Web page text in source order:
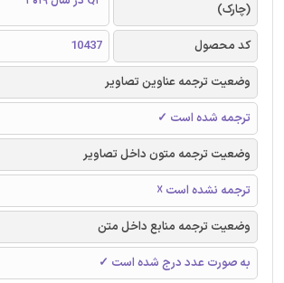
(چارک)
کد محصول
10437
وضعیت ترجمه عناوین تصاویر
ترجمه شده است ✓
وضعیت ترجمه متون داخل تصاویر
ترجمه نشده است ☓
وضعیت ترجمه منابع داخل متن
به صورت عدد درج شده است ✓